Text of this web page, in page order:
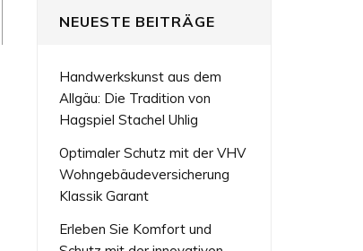
NEUESTE BEITRÄGE
Handwerkskunst aus dem
Allgäu: Die Tradition von
Hagspiel Stachel Uhlig
Optimaler Schutz mit der VHV
Wohngebäudeversicherung
Klassik Garant
Erleben Sie Komfort und